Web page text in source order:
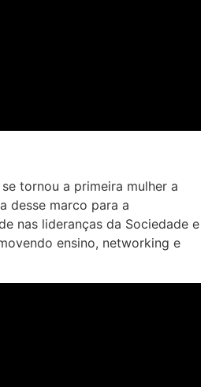
tornou a primeira mulher a
desse marco para a
nas lideranças da Sociedade e
ensino, networking e